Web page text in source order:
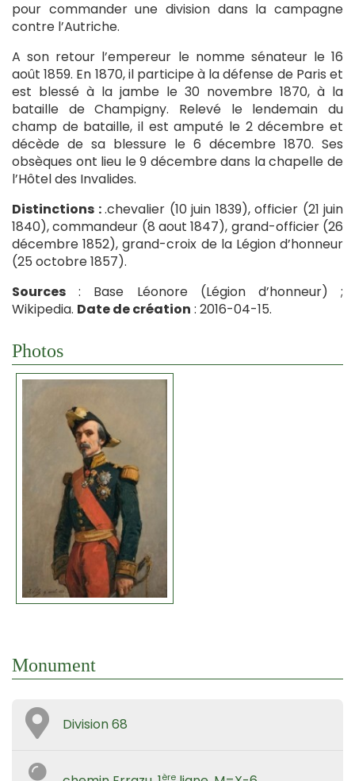
pour commander une division dans la campagne
contre l’Autriche.
A son retour l’empereur le nomme sénateur le 16
août 1859. En 1870, il participe à la défense de Paris et
est blessé à la jambe le 30 novembre 1870, à la
bataille de Champigny. Relevé le lendemain du
champ de bataille, il est amputé le 2 décembre et
décède de sa blessure le 6 décembre 1870. Ses
obsèques ont lieu le 9 décembre dans la chapelle de
l’Hôtel des Invalides.
Distinctions :.chevalier (10 juin 1839), officier (21 juin
1840), commandeur (8 aout 1847), grand-officier (26
décembre 1852), grand-croix de la Légion d’honneur
(25 octobre 1857).
Sources : Base Léonore (Légion d’honneur) ;
Wikipedia. Date de création : 2016-04-15.
Photos
Monument
Division 68
ère